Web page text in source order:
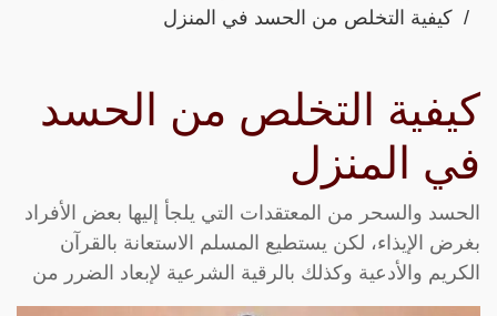
كيفية التخلص من الحسد في المنزل
كيفية التخلص من الحسد
في المنزل
الحسد والسحر من المعتقدات التي يلجأ إليها بعض الأفراد
بغرض الإيذاء، لكن يستطيع المسلم الاستعانة بالقرآن
الكريم والأدعية وكذلك بالرقية الشرعية لإبعاد الضرر من